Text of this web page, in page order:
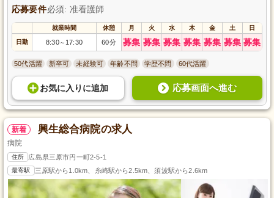
応募要件必須: 准看護師
就業時間 休憩 月 火 水 木 金 土 日
日勤 8:30～ 17:30 60分 募集 募集 募集 募集 募集 募集 募集
50代活躍 新卒可 未経験可 年齢不問 学歴不問 60代活躍
お気に入り に追加 応募画面へ進む
新着 興生総合病院の求人
病院
住所 広島県三原市円一町2-5-1
最寄駅 三原駅から1.0km、糸崎駅から2.5km、須波駅から2.6km